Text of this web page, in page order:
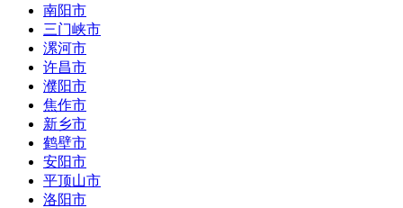
南阳市
三门峡市
漯河市
许昌市
濮阳市
焦作市
新乡市
鹤壁市
安阳市
平顶山市
洛阳市